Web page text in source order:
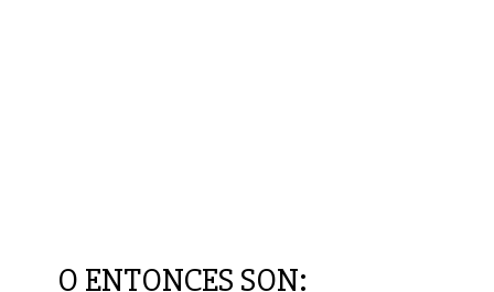
O ENTONCES SON: